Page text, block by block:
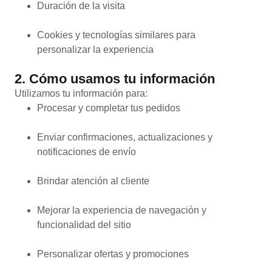
Duración de la visita
Cookies y tecnologías similares para
personalizar la experiencia
2. Cómo usamos tu información
Utilizamos tu información para:
Procesar y completar tus pedidos
Enviar confirmaciones, actualizaciones y
notificaciones de envío
Brindar atención al cliente
Mejorar la experiencia de navegación y
funcionalidad del sitio
Personalizar ofertas y promociones